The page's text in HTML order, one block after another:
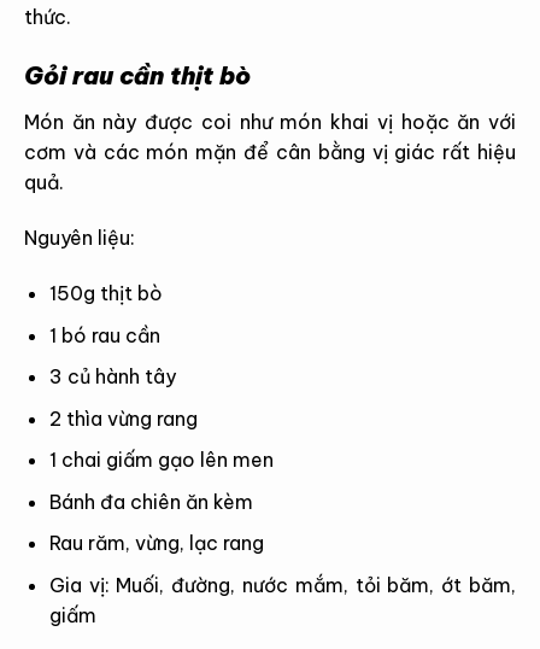
thức.
Gỏi rau cần thịt bò
Món ăn này được coi như món khai vị hoặc ăn với
cơm và các món mặn để cân bằng vị giác rất hiệu
quả.
Nguyên liệu:
150g thịt bò
1 bó rau cần
3 củ hành tây
2 thìa vừng rang
1 chai giấm gạo lên men
Bánh đa chiên ăn kèm
Rau răm, vừng, lạc rang
Gia vị: Muối, đường, nước mắm, tỏi băm, ớt băm,
giấm